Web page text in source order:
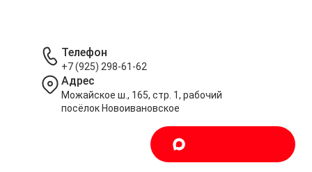
Телефон
+7 (925) 298-61-62
Адрес
Можайское ш., 165, стр. 1, рабочий
посёлок Новоивановское